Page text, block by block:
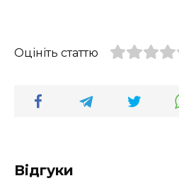
Оцініть статтю
Відгуки